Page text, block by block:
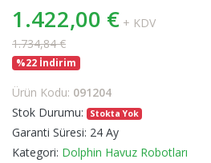
1.422,00 € + KDV
1.734,84 €
%22 İndirim
Ürün Kodu: 091204
Stok Durumu:
Stokta Yok
Garanti Süresi: 24 Ay
Kategori: Dolphin Havuz Robotları